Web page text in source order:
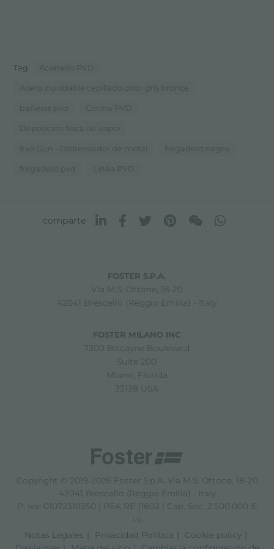
Tag: Acabado PVD
Acero inoxidable cepillado color gris bronce
bañeras pvd Cocina PVD
Deposición física de vapor
Evo Gun - Dispensador de metal fregadero negro
fregadero pvd Linea PVD
comparte
FOSTER S.P.A.
Via M.S. Ottone, 18-20
42041 Brescello (Reggio Emilia) - Italy
FOSTER MILANO INC
7300 Biscayne Boulevard
Suite 200
Miami, Florida
33138 USA
Copyright © 2019-2026 Foster S.p.A. Via M.S. Ottone, 18-20
42041 Brescello (Reggio Emilia) - Italy
P. Iva: 01072310350 | REA RE 11802 | Cap. Soc. 2.500.000 €
i.v.
Notas Legales
Privacidad Política
Cookie policy